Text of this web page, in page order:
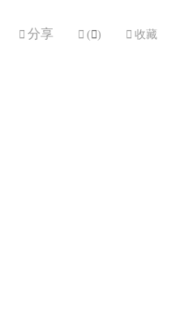
 分享  ( )  收藏